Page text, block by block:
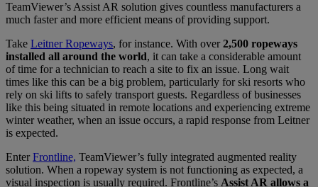
TeamViewer’s Assist AR solution gives countless manufacturers a
much faster and more efficient means of providing support.
Take Leitner Ropeways, for instance. With over2,500 ropeways
installed all around the world, it can take a considerable amount
of time for a technician to reach a site to fix an issue. Long wait
times like this can be a big problem, particularly for ski resorts who
rely on ski lifts to safely transport guests. Regardless of businesses
like this being situated in remote locations and experiencing extreme
winter weather, when an issue occurs, a rapid response from Leitner
is expected.
EnterFrontline, TeamViewer’s fully integrated augmented reality
solution. When a ropeway system is not functioning as expected, a
visual inspection is usually required. Frontline’s AssistAR allows a